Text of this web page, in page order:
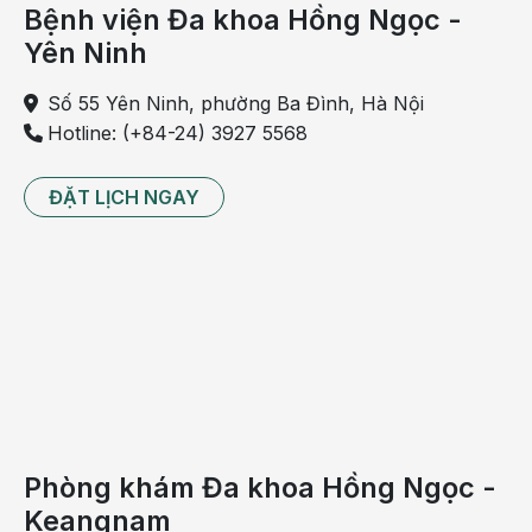
chế sự phát triển của tế bào nhằm chữa trị bệnh
ác tính, thuốc trị cao huyết áp, thuốc giúp lợi tiểu.
gút
Bệnh viện Đa khoa Hồng Ngọc -
Yên Ninh
Số 55 Yên Ninh, phường Ba Đình, Hà Nội
Hotline: (+84-24) 3927 5568
ĐẶT LỊCH NGAY
Phòng khám Đa khoa Hồng Ngọc -
Keangnam